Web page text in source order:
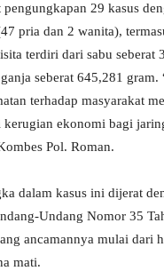
29 kasus
pria dan 2 wanita),
terdiri dari sabu seberat
seberat 645,281 gram.
terhadap masyarakat
kerugian ekonomi bagi
Pol. Roman.
dalam kasus ini dijerat
Undang Nomor 35
ancamannya mulai dari
mati.